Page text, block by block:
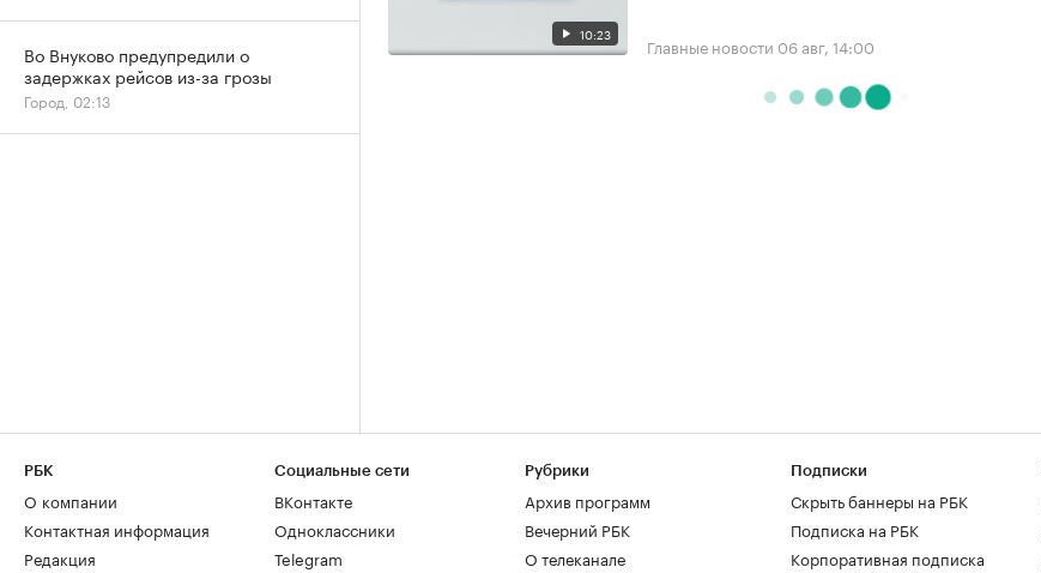
10:23 Главные новости 06 авг, 14:00
Во Внуково предупредили о
задержках рейсов из-за грозы
Город, 02:13
РБК
О компании
Контактная информация
Редакция
Социальные сети
ВКонтакте
Одноклассники
Telegram
Рубрики
Архив программ
Вечерний РБК
О телеканале
Подписки
Скрыть баннеры на РБК
Подписка на РБК
Корпоративная подписка